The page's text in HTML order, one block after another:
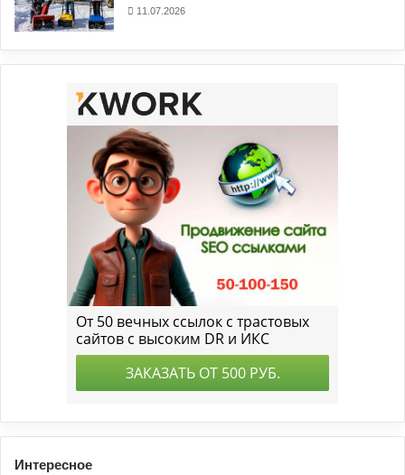
11.07.2026
Интересное